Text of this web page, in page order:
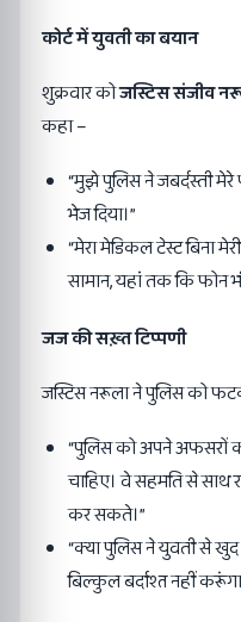
कोर्ट में युवती का बयान
शुक्रवार कोजस्टिस संजीव
कहा –
“मुझे पुलिस ने जबर्दस्ती
भेज दिया।”
“मेरा मेडिकल टेस्ट बिना
सामान, यहां तक कि फोन
जज की सख़्त टिप्पणी
जस्टिस नरूला ने पुलिस को
“पुलिस को अपने अफसरों
चाहिए। वे सहमति से साथ
कर सकते।”
“क्या पुलिस ने युवती से
बिल्कुल बर्दाश्त नहीं